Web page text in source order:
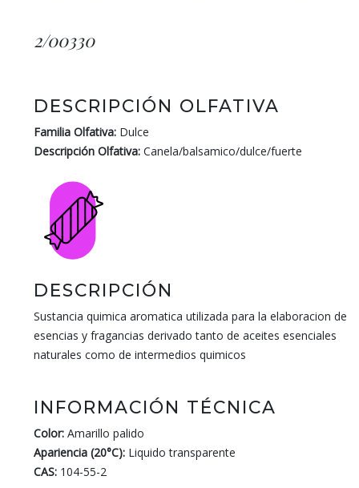
2/00330
DESCRIPCIÓN OLFATIVA
Familia Olfativa: Dulce
Descripción Olfativa: Canela/balsamico/dulce/fuerte
DESCRIPCIÓN
Sustancia quimica aromatica utilizada para la elaboracion de
esencias y fragancias derivado tanto de aceites esenciales
naturales como de intermedios quimicos
INFORMACIÓN TÉCNICA
Color: Amarillo palido
Apariencia (20°C): Liquido transparente
CAS: 104-55-2